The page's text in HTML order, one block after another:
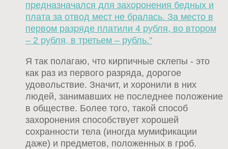
предназначался для захоронения бедных и
плата за отвод мест не бралась. За место в
первом разряде платили 4 рубля, во втором
– 2 рубля, в третьем – рубль."
Я так полагаю, что кирпичные склепы - это
как раз из первого разряда, дорогое
удовольствие. Значит, и хоронили в них
людей, занимавших не последнее положение
в обществе. Более того, такой способ
захоронения способствует хорошей
сохранности тела (иногда мумификации
даже) и предметов, положенных в гроб.